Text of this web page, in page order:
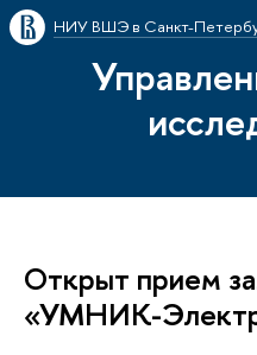
НИУ ВШЭ в Санкт-
Открыт прием
«УМНИК-